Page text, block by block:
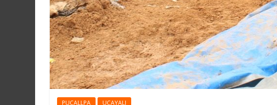
PUCALLPA UCAYALI